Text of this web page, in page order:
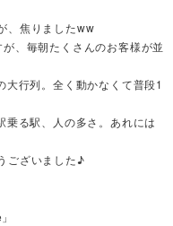
、焦りましたww
、毎朝たくさんのお客様が並
行列。全く動かなくて普段1
る駅、人の多さ。あれには
ございました♪